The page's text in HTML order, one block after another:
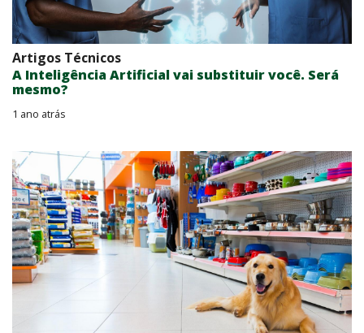
Artigos Técnicos
A Inteligência Artificial vai substituir você. Será
mesmo?
1 ano atrás